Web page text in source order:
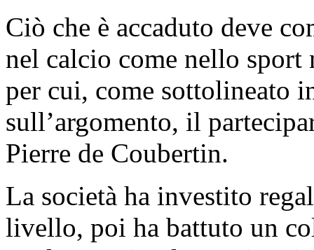
Ciò che è accaduto deve
nel calcio come nello sport
per cui, come sottolineato
sull’argomento, il
Pierre de Coubertin.
La società ha investito
livello, poi ha battuto un